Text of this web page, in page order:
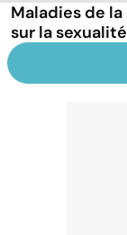
Maladies de
sur la